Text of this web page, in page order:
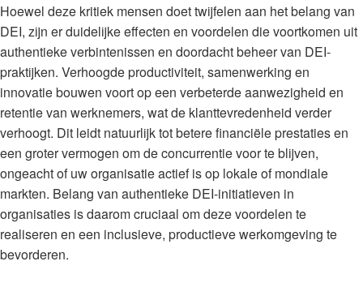
Hoewel deze kritiek mensen doet twijfelen aan het belang van
DEI, zijn er duidelijke effecten en voordelen die voortkomen uit
authentieke verbintenissen en doordacht beheer van DEI-
praktijken. Verhoogde productiviteit, samenwerking en
innovatie bouwen voort op een verbeterde aanwezigheid en
retentie van werknemers, wat de klanttevredenheid verder
verhoogt. Dit leidt natuurlijk tot betere financiële prestaties en
een groter vermogen om de concurrentie voor te blijven,
ongeacht of uw organisatie actief is op lokale of mondiale
markten. Belang van authentieke DEI-initiatieven in
organisaties is daarom cruciaal om deze voordelen te
realiseren en een inclusieve, productieve werkomgeving te
bevorderen.